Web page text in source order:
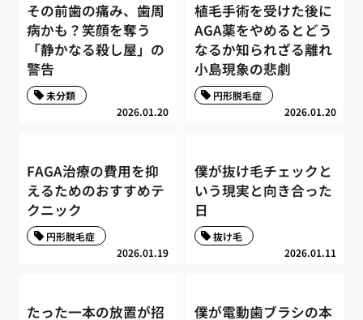
その前歯の痛み、歯周
病かも？笑顔を奪う
「静かなる殺し屋」の
警告
2026.01.20
未分類
植毛手術を受けた後に
AGA薬をやめるとどう
なるか知られざる離れ
小島現象の悲劇
2026.01.20
円形脱毛症
FAGA治療の費用を抑
えるためのおすすめテ
クニック
2026.01.19
円形脱毛症
僕が抜け毛チェックと
いう現実と向き合った
日
2026.01.11
抜け毛
たった一本の放置が招
僕が電動歯ブラシの本